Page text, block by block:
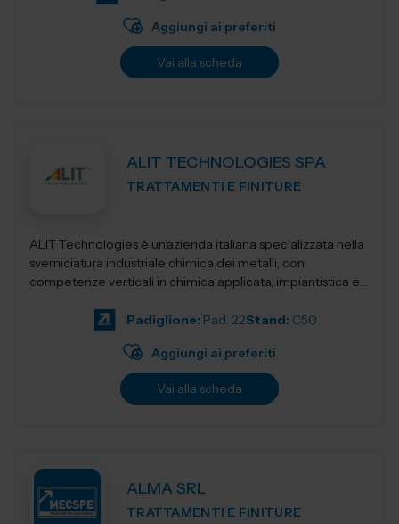
Aggiungi ai preferiti
Vai alla scheda
ALIT TECHNOLOGIES SPA
TRATTAMENTI E FINITURE
ALIT Technologies è un’azienda italiana specializzata nella
sverniciatura industriale chimica dei metalli, con
competenze verticali in chimica applicata, impiantistica e
Padiglione: Pad. 22Stand: C50
Aggiungi ai preferiti
Vai alla scheda
ALMA SRL
TRATTAMENTI E FINITURE